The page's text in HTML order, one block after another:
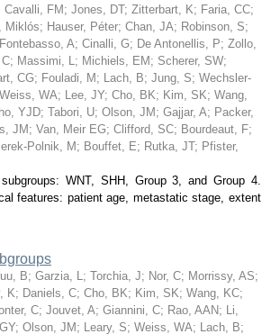
Cavalli, FM ; Jones, DT; Zitterbart, K; Faria, CC;
Miklós; Hauser, Péter; Chan, JA; Robinson, S;
Fontebasso, A; Cinalli, G; De Antonellis, P; Zollo,
; Massimi, L; Michiels, EM ; Scherer, SW;
CG; Fouladi, M ; Lach, B; Jung, S; Wechsler-
Weiss, WA; Lee, JY; Cho, BK; Kim, SK; Wang,
YJD; Tabori, U; Olson, JM ; Gajjar, A; Packer,
JM; Van, Meir EG; Clifford, SC; Bourdeaut, F;
Polnik, M; Bouffet, E; Rutka, JT; Pfister,
WNT, SHH, Group 3, and Group 4.
features: patient age, metastatic stage, extent
B; Garzia, L; Torchia, J; Nor, C; Morrissy, AS;
K; Daniels, C; Cho, BK; Kim, SK; Wang, KC;
C; Jouvet, A; Giannini, C; Rao, AAN; Li,
; Olson, JM ; Leary, S; Weiss, WA; Lach, B;